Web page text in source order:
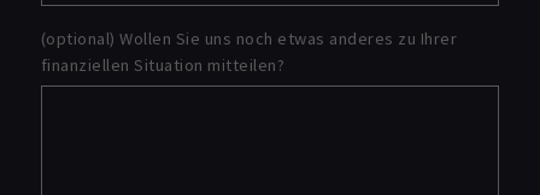
(optional) Wollen Sie uns noch etwas anderes zu Ihrer
finanziellen Situation mitteilen?